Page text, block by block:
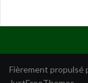
Fièrement propulsé